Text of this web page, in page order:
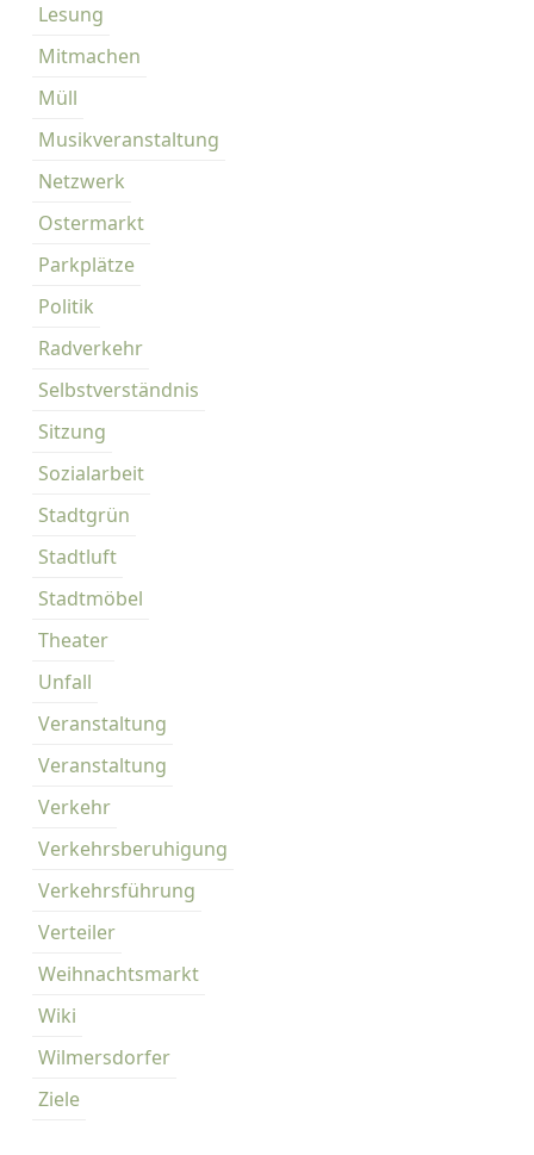
Lesung
Mitmachen
Müll
Musikveranstaltung
Netzwerk
Ostermarkt
Parkplätze
Politik
Radverkehr
Selbstverständnis
Sitzung
Sozialarbeit
Stadtgrün
Stadtluft
Stadtmöbel
Theater
Unfall
Veranstaltung
Veranstaltung
Verkehr
Verkehrsberuhigung
Verkehrsführung
Verteiler
Weihnachtsmarkt
Wiki
Wilmersdorfer
Ziele